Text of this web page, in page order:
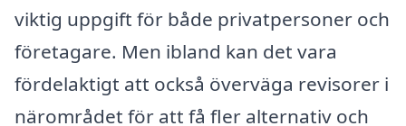
viktig uppgift för både privatpersoner och
företagare. Men ibland kan det vara
fördelaktigt att också överväga revisorer i
närområdet för att få fler alternativ och